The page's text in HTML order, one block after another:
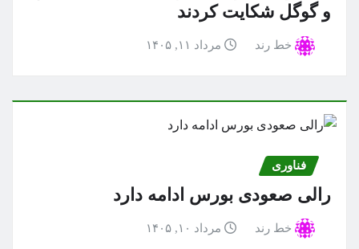
و گوگل شکایت کردند
خط رند مرداد ۱۱, ۱۴۰۵
فناوری
رالی صعودی بورس ادامه دارد
خط رند مرداد ۱۰, ۱۴۰۵